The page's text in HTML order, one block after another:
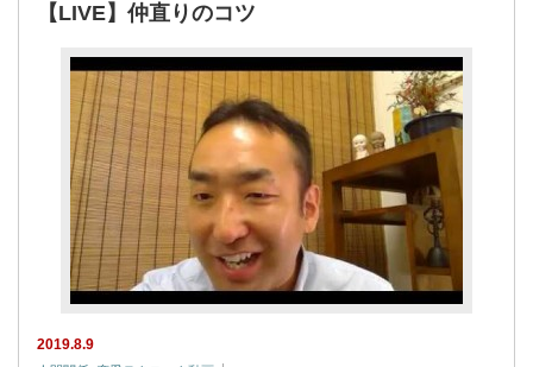
【LIVE】仲直りのコツ
2019.8.9